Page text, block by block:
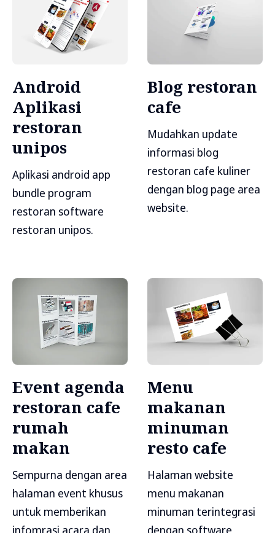
Android
Aplikasi
restoran
unipos
Aplikasi android app
bundle program
restoran software
restoran unipos.
Blog restoran
cafe
Mudahkan update
informasi blog
restoran cafe kuliner
dengan blog page area
website.
Event agenda
restoran cafe
rumah
makan
Sempurna dengan area
halaman event khusus
untuk memberikan
infomrasi acara dan
Menu
makanan
minuman
resto cafe
Halaman website
menu makanan
minuman terintegrasi
dengan software